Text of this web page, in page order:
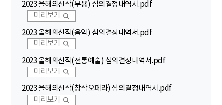
2023 올해의신작(무용) 심의결정내역서.pdf
미리보기
2023 올해의신작(음악) 심의결정내역서.pdf
미리보기
2023 올해의신작(전통예술) 심의결정내역서.pdf
미리보기
2023 올해의신작(창작오페라) 심의결정내역서.pdf
미리보기